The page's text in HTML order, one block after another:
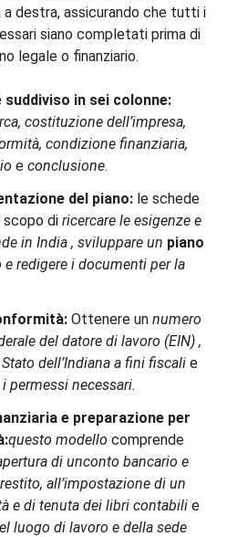
destra, assicurando che tutti i
siano completati prima di
legale o finanziario.
in sei colonne:
costituzione dell’impresa,
condizione finanziaria,
e conclusione.
del piano: le schede
scopo di ricercare le esigenze e
in India , sviluppare un piano
e redigere i documenti per la
Ottenere un numero
del datore di lavoro (EIN) ,
dell’Indiana a fini fiscali e
permessi necessari.
e preparazione per
questo modello comprende
di unconto bancario e
all’impostazione di un
e di tenuta dei libri contabili e
luogo di lavoro e della sede